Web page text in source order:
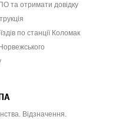
та отримати довідку
по станції Коломак
Відзначення.